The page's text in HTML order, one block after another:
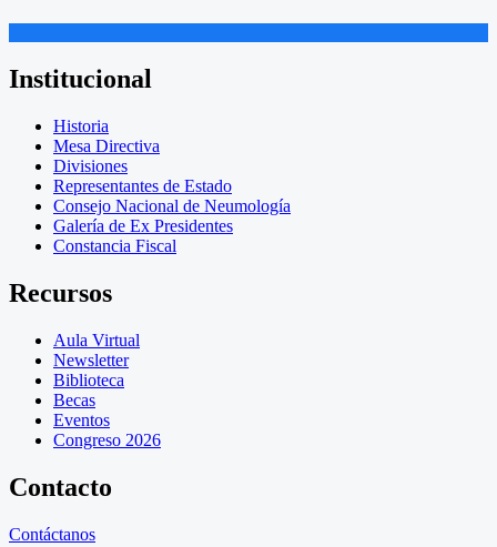
Institucional
Historia
Mesa Directiva
Divisiones
Representantes de Estado
Consejo Nacional de Neumología
Galería de Ex Presidentes
Constancia Fiscal
Recursos
Aula Virtual
Newsletter
Biblioteca
Becas
Eventos
Congreso 2026
Contacto
Contáctanos